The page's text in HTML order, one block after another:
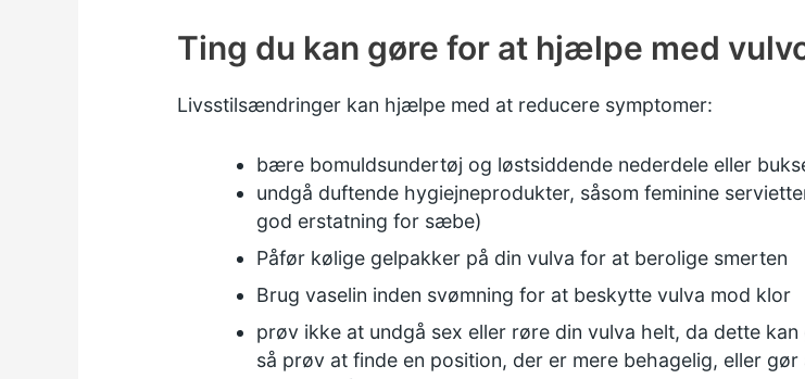
Ting du kan gøre for at hjælpe med
Livsstilsændringer kan hjælpe med at reducere symptomer:
bære bomuldsundertøj og løstsiddende nederdele eller
undgå duftende hygiejneprodukter, såsom feminine
god erstatning for sæbe)
Påfør kølige gelpakker på din vulva for at berolige smerten
Brug vaselin inden svømning for at beskytte vulva mod klor
prøv ikke at undgå sex eller røre din vulva helt, da dette
så prøv at finde en position, der er mere behagelig, eller